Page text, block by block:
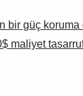
bir güç
maliyet